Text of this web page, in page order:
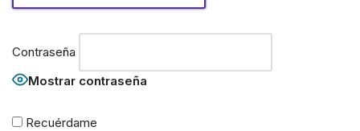
Contraseña
Mostrar contraseña
Recuérdame